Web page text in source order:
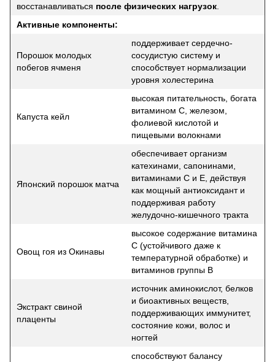
восстанавливаться после физических нагрузок
Активные компоненты:
Порошок молодых
побегов ячменя
поддерживает сердечно-
сосудистую систему и
способствует нормализации
уровня холестерина
Капуста кейл
высокая питательность, богата
витамином C, железом,
фолиевой кислотой и
пищевыми волокнами
Японский порошок матча
обеспечивает организм
катехинами, сапонинами,
витаминами C и E, действуя
как мощный антиоксидант и
поддерживая работу
желудочно-кишечного тракта
Овощ гоя из Окинавы
высокое содержание витамина
C (устойчивого даже к
температурной обработке) и
витаминов группы B
Экстракт свиной
плаценты
источник аминокислот, белков
и биоактивных веществ,
поддерживающих иммунитет,
состояние кожи, волос и
ногтей
способствуют балансу